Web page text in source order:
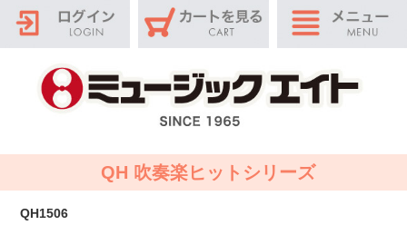
QH 吹奏楽ヒットシリーズ
QH1506